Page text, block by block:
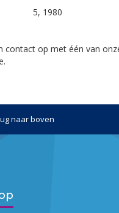
5, 1980
op met één van
naar boven